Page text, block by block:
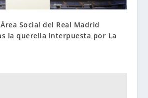
Social del Real Madrid
la querella interpuesta por La